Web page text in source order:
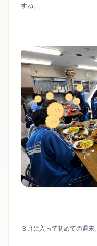
すね。
３月に入って初めての週末。